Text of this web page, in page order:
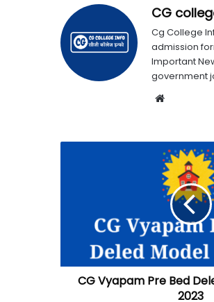
CG
Cg College
admission
Important
government
Website
CG Vyapam Pre Bed
2023